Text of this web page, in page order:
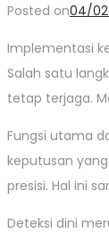
Posted on04/
Implementasi
Salah satu
tetap terjaga.
Fungsi utama
keputusan
presisi. Hal ini
Deteksi dini